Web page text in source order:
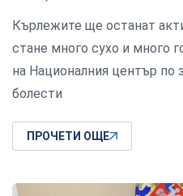
Кърлежите ще останат
стане много сухо и много
на Националния център по
болести
ПРОЧЕТИ ОЩЕ